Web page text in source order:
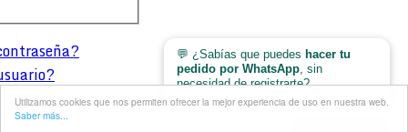
Utilizamos cookies que nos permiten ofrecer la mejor experiencia de uso en nuestra web.
Saber más...
💬 ¿Sabías que puedes hacer tu
pedido por WhatsApp, sin
necesidad de registrarte?